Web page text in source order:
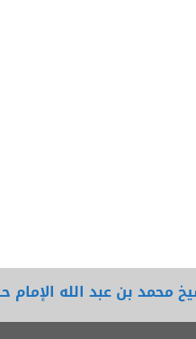
محمد بن عبد الله الإمام